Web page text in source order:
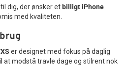
dig, der ønsker et billigt iPhone
med kvaliteten.
er designet med fokus på daglig
at modstå travle dage og stilrent nok